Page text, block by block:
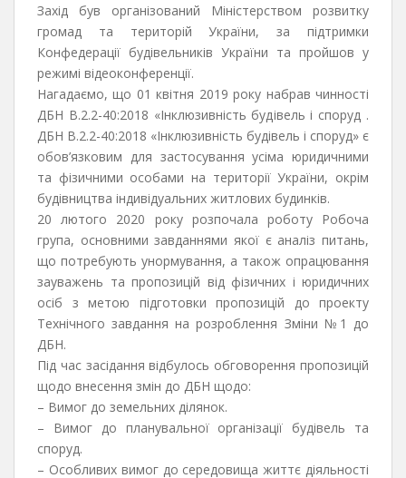
Захід був організований Міністерством розвитку
громад та територій України, за підтримки
Конфедерації будівельників України та пройшов у
режимі відеоконференції.
Нагадаємо, що 01 квітня 2019 року набрав чинності
ДБН В.2.2-40:2018 «Інклюзивність будівель і споруд .
ДБН В.2.2-40:2018 «Інклюзивність будівель і споруд» є
обов’язковим для застосування усіма юридичними
та фізичними особами на території України, окрім
будівництва індивідуальних житлових будинків.
20 лютого 2020 року розпочала роботу Робоча
група, основними завданнями якої є аналіз питань,
що потребують унормування, а також опрацювання
зауважень та пропозицій від фізичних і юридичних
осіб з метою підготовки пропозицій до проекту
Технічного завдання на розроблення Зміни №1 до
ДБН.
Під час засідання відбулось обговорення пропозицій
щодо внесення змін до ДБН щодо:
– Вимог до земельних ділянок.
– Вимог до планувальної організації будівель та
споруд.
– Особливих вимог до середовища життє діяльності